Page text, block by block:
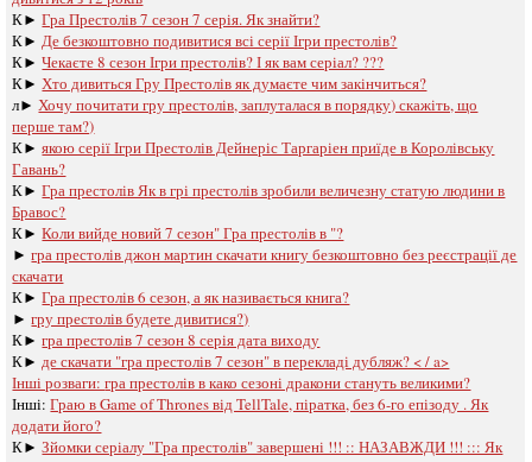
К►Гра Престолів 7 сезон 7 серія. Як знайти?
К► Де безкоштовно подивитися всі серії Ігри престолів?
К►Чекаєте 8 сезон Ігри престолів? І як вам серіал? ???
К► Хто дивиться Гру Престолів як думаєте чим закінчиться?
л► Хочу почитати гру престолів, заплуталася в порядку) скажіть, що
перше там?)
К►якою серії Ігри Престолів Дейнеріс Таргаріен приїде в Королівську
Гавань?
К►Гра престолів Як в грі престолів зробили величезну статую людини в
Бравос?
К►Коли вийде новий 7 сезон" Гра престолів в "?
►гра престолів джон мартин скачати книгу безкоштовно без реєстрації де
скачати
К►Гра престолів 6 сезон, а як називається книга?
►гру престолів будете дивитися?)
К►гра престолів 7 сезон 8 серія дата виходу
К► де скачати "гра престолів 7 сезон" в перекладі дубляж? < / a>
Інші розваги: ​​гра престолів в како сезоні дракони стануть великими?
Інші:Граю в Game of Thrones від TellTale, піратка, без 6-го епізоду . Як
додати його?
К►Зйомки серіалу "Гра престолів" завершені !!! :: НАЗАВЖДИ !!! ::: Як